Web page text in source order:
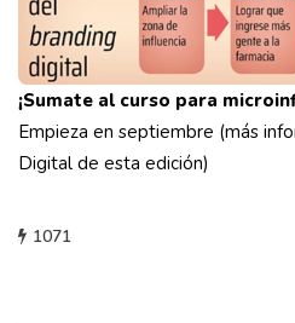
¡Sumate al curso para
Empieza en septiembre (más
Digital de esta edición)
1071